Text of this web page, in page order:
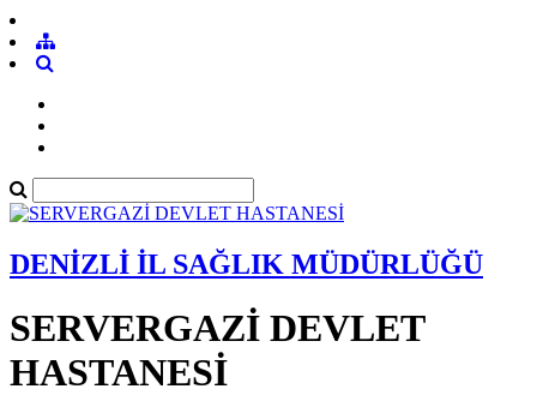
DENİZLİ İL SAĞLIK MÜDÜRLÜĞÜ
SERVERGAZİ DEVLET
HASTANESİ